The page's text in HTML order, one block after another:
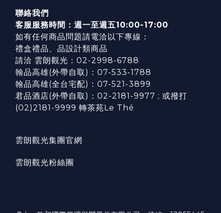
聯絡我們
客服服務時間：週一至週五10:00-17:00
如有任何商品問題請電洽以下專線：
禮盒禮品、品設計類商品
請洽 雲朗觀光：02-2998-6788
翰品高雄(外帶自取)：07-533-1788
翰品高雄(全台宅配)：07-521-3899
君品酒店(外帶自取)：02-2181-9977 ; 或撥打
(02)2181-9999 轉茶苑Le Thé
雲朗觀光集團官網
雲朗觀光粉絲團